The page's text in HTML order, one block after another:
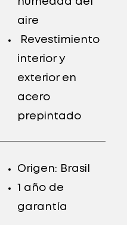
aire
Revestimiento
interior y
exterior en
acero
prepintado
Origen: Brasil
1 año de
garantía